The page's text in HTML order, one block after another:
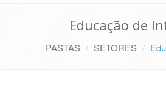
Educação de
PASTAS SETORES